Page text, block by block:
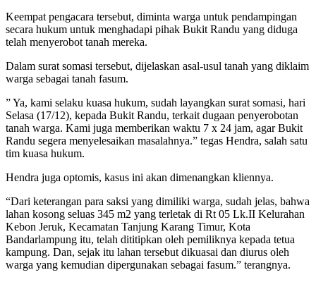
Keempat pengacara tersebut, diminta warga untuk pendampingan
secara hukum untuk menghadapi pihak Bukit Randu yang diduga
telah menyerobot tanah mereka.
Dalam surat somasi tersebut, dijelaskan asal-usul tanah yang diklaim
warga sebagai tanah fasum.
” Ya, kami selaku kuasa hukum, sudah layangkan surat somasi, hari
Selasa (17/12), kepada Bukit Randu, terkait dugaan penyerobotan
tanah warga. Kami juga memberikan waktu 7 x 24 jam, agar Bukit
Randu segera menyelesaikan masalahnya.” tegas Hendra, salah satu
tim kuasa hukum.
Hendra juga optomis, kasus ini akan dimenangkan kliennya.
“Dari keterangan para saksi yang dimiliki warga, sudah jelas, bahwa
lahan kosong seluas 345 m2 yang terletak di Rt 05 Lk.II Kelurahan
Kebon Jeruk, Kecamatan Tanjung Karang Timur, Kota
Bandarlampung itu, telah dititipkan oleh pemiliknya kepada tetua
kampung. Dan, sejak itu lahan tersebut dikuasai dan diurus oleh
warga yang kemudian dipergunakan sebagai fasum.” terangnya.